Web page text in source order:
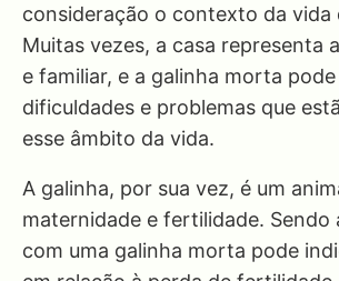
consideração o contexto da vida
Muitas vezes, a casa representa
e familiar, e a galinha morta
dificuldades e problemas que
esse âmbito da vida.
A galinha, por sua vez, é um
maternidade e fertilidade. Sendo
com uma galinha morta pode